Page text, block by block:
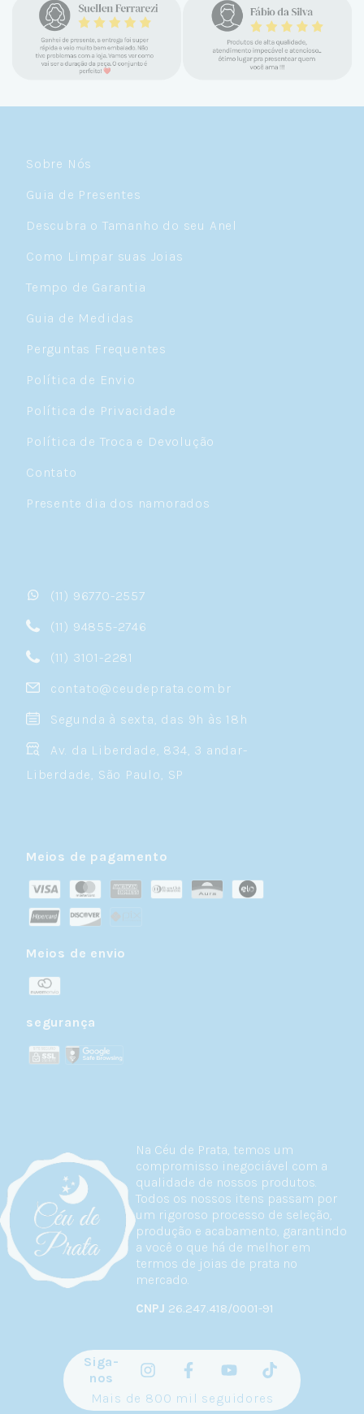
Na Céu de Prata, temos um
compromisso inegociável com a
qualidade de nossos produtos.
Todos os nossos itens passam por
um rigoroso processo de seleção,
produção e acabamento, garantindo
a você o que há de melhor em
termos de joias de prata no
mercado.
CNPJ 26.247.418/0001-91
Sobre Nós
Guia de Presentes
Descubra o Tamanho do seu Anel
Como Limpar suas Joias
Tempo de Garantia
Guia de Medidas
Perguntas Frequentes
Política de Envio
Política de Privacidade
Política de Troca e Devolução
Contato
Presente dia dos namorados
(11) 96770-2557
(11) 94855-2746
(11) 3101-2281
contato@ceudeprata.com.br
Segunda à sexta, das 9h às 18h
Av. da Liberdade, 834, 3 andar-
Liberdade, São Paulo, SP
Meios de pagamento
Meios de envio
segurança
Siga-
nos
Mais de 800 mil seguidores